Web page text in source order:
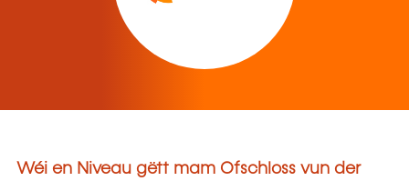
Wéi en Niveau gëtt mam Ofschloss vun der